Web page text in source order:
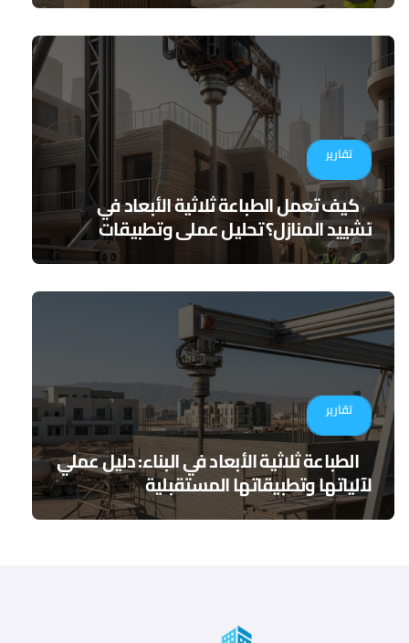
تقارير
كيف تعمل الطباعة ثلاثية الأبعاد في
تشييد المنازل؟ تحليل عملي وتطبيقات
مستقبلية
تقارير
الطباعة ثلاثية الأبعاد في البناء: دليل عملي
لآلياتها وتطبيقاتها المستقبلية